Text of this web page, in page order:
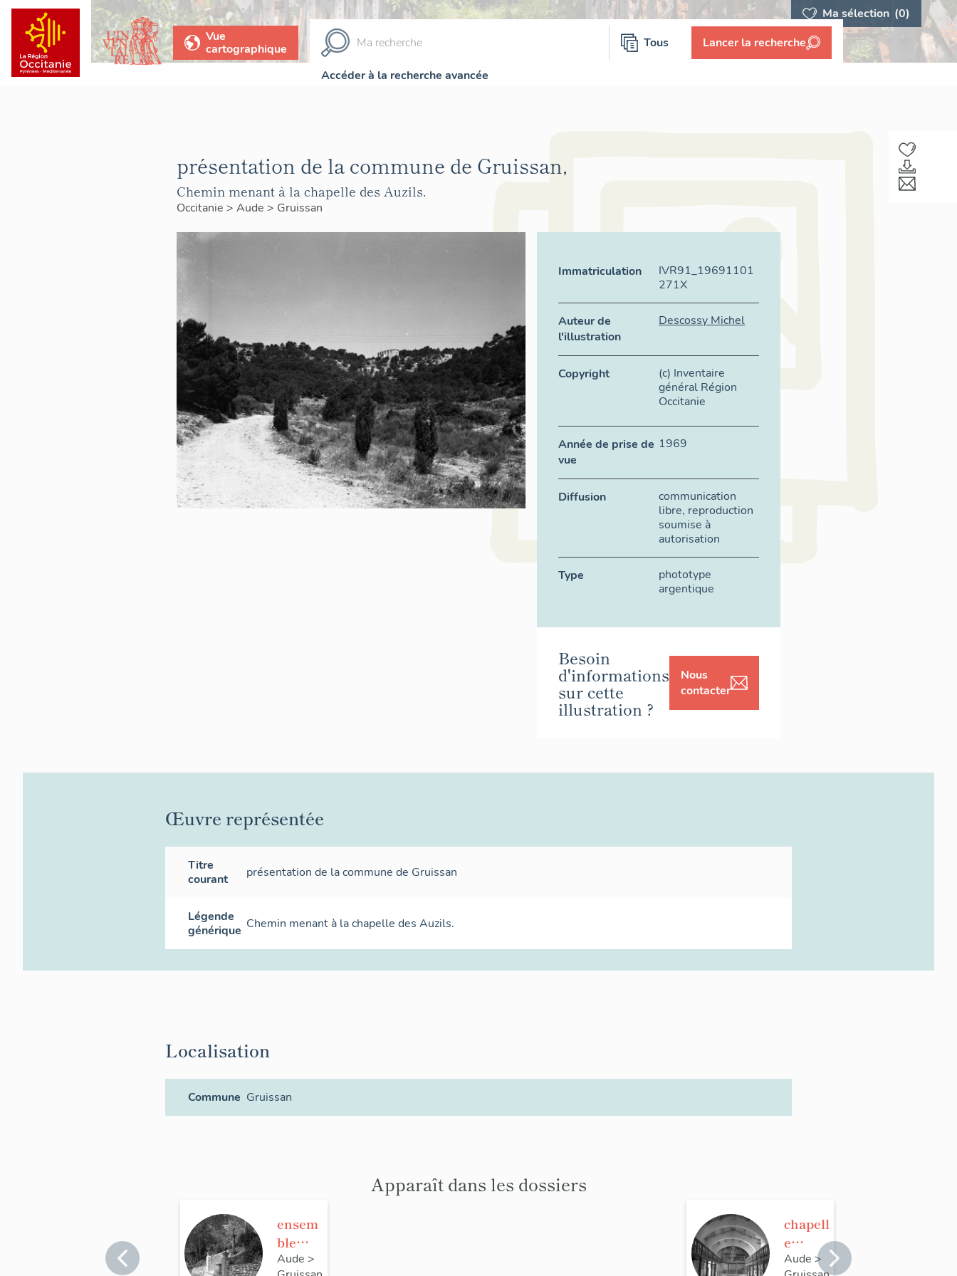
Ma sélection (0)
Vue
cartographique
Tous Lancer la recherche
Accéder à la recherche avancée
présentation de la commune de Gruissan,
Chemin menant à la chapelle des Auzils.
Occitanie > Aude > Gruissan
Immatriculation
IVR91_19691101
271X
Auteur de
l'illustration
Descossy Michel
Copyright
(c) Inventaire
général Région
Occitanie
Année de prise de
vue
1969
Diffusion
communication
libre, reproduction
soumise à
autorisation
Type
phototype
argentique
Besoin
d'informations
sur cette
illustration ?
Nous
contacter
Œuvre représentée
Titre
courant
présentation de la commune de Gruissan
Légende
générique Chemin menant à la chapelle des Auzils.
Localisation
Commune Gruissan
Apparaît dans les dossiers
ensem
ble
commé
Aude >
chapell
e
Notre-
Aude >